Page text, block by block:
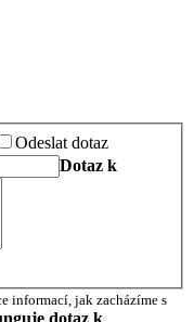
Odeslat dotaz
Dotaz k
informací, jak zacházíme s
dotaz k